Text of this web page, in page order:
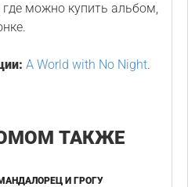
можно купить альбом,
A World with No Night.
ТАКЖЕ
И ГРОГУ